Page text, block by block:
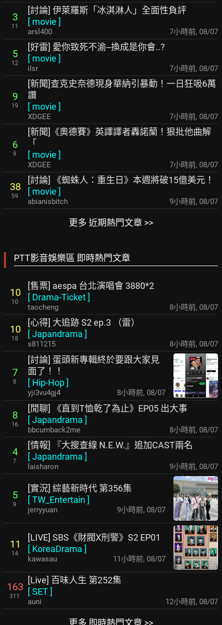
3
11
[討論] 伊萊羅斯「冰淇淋人」全面性負評
[ movie ]
arsl400 7小時前, 08/07
5
12
[好雷] 愛你致死不渝--換成是你會..?
[ movie ]
ilsr 7小時前, 08/07
9
19
[新聞]查克史奈德現身華納引暴動！一日狂吸6萬
讚
[ movie ]
XDGEE 7小時前, 08/07
6
9
[新聞]《奧德賽》英譯譯者轟諾蘭！狠批他曲解
「
[ movie ]
XDGEE 7小時前, 08/07
38
59
[討論] 《蜘蛛人：重生日》本週將破15億美元！
[ movie ]
abianisbitch 9小時前, 08/07
更多 近期熱門文章 >>
PTT影音娛樂區 即時熱門文章
10
10
[售票] aespa 台北演唱會 3880*2
[ Drama-Ticket]
taocheng 8小時前, 08/07
10
18
[心得] 大追跡 S2 ep.3 （雷）
[Japandrama ]
s811215 8小時前, 08/07
7
8
[討論] 蛋頭新專輯終於要跟大家見
面了！！
[ Hip-Hop]
yji3vu4gj4 8小時前, 08/07
8
16
[閒聊] 《直到T恤乾了為止》EP05 出大事
[Japandrama ]
bbcumback2me 8小時前, 08/07
4
7
[情報] 『大搜查線 N.E.W.』追加CAST兩名
[Japandrama ]
laisharon 9小時前, 08/07
5
9
[實況] 綜藝新時代 第356集
[TW_Entertain ]
jerryyuan 9小時前, 08/07
11
14
[LIVE] SBS《財閥X刑警》S2 EP01
[ KoreaDrama ]
kawasau 11小時前, 08/07
163
311
[Live] 百味人生 第252集
[SET]
auni 12小時前, 08/07
更多 即時熱門文章 >>